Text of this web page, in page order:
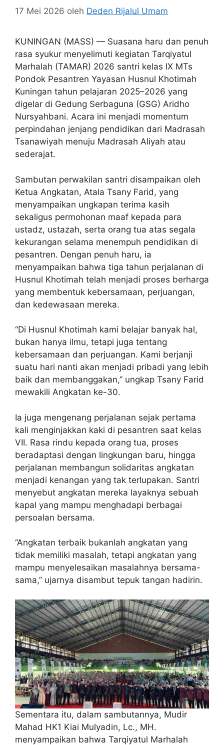
17 Mei 2026 oleh Deden Rijalul Umam
KUNINGAN (MASS) — Suasana haru dan penuh
rasa syukur menyelimuti kegiatan Tarqiyatul
Marhalah (TAMAR) 2026 santri kelas IX MTs
Pondok Pesantren Yayasan Husnul Khotimah
Kuningan tahun pelajaran 2025–2026 yang
digelar di Gedung Serbaguna (GSG) Aridho
Nursyahbani. Acara ini menjadi momentum
perpindahan jenjang pendidikan dari Madrasah
Tsanawiyah menuju Madrasah Aliyah atau
sederajat.
Sambutan perwakilan santri disampaikan oleh
Ketua Angkatan, Atala Tsany Farid, yang
menyampaikan ungkapan terima kasih
sekaligus permohonan maaf kepada para
ustadz, ustazah, serta orang tua atas segala
kekurangan selama menempuh pendidikan di
pesantren. Dengan penuh haru, ia
menyampaikan bahwa tiga tahun perjalanan di
Husnul Khotimah telah menjadi proses berharga
yang membentuk kebersamaan, perjuangan,
dan kedewasaan mereka.
“Di Husnul Khotimah kami belajar banyak hal,
bukan hanya ilmu, tetapi juga tentang
kebersamaan dan perjuangan. Kami berjanji
suatu hari nanti akan menjadi pribadi yang lebih
baik dan membanggakan,” ungkap Tsany Farid
mewakili Angkatan ke-30.
Ia juga mengenang perjalanan sejak pertama
kali menginjakkan kaki di pesantren saat kelas
VII. Rasa rindu kepada orang tua, proses
beradaptasi dengan lingkungan baru, hingga
perjalanan membangun solidaritas angkatan
menjadi kenangan yang tak terlupakan. Santri
menyebut angkatan mereka layaknya sebuah
kapal yang mampu menghadapi berbagai
persoalan bersama.
“Angkatan terbaik bukanlah angkatan yang
tidak memiliki masalah, tetapi angkatan yang
mampu menyelesaikan masalahnya bersama-
sama,” ujarnya disambut tepuk tangan hadirin.
Sementara itu, dalam sambutannya, Mudir
Mahad HK1 Kiai Mulyadin, Lc., MH.
menyampaikan bahwa Tarqiyatul Marhalah